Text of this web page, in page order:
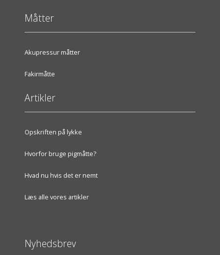
Måtter
Akupressur måtter
Fakirmåtte
Artikler
Opskriften på lykke
Hvorfor bruge pigmåtte?
Hvad nu hvis det er nemt
Læs alle vores artikler
Nyhedsbrev